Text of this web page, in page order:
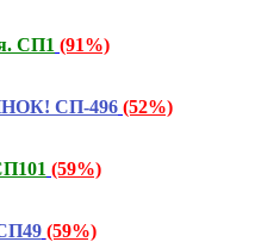
СП1 (91%)
СП-496 (52%)
(59%)
(59%)